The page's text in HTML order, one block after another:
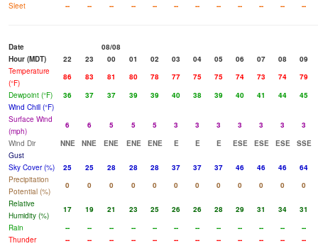
Sleet
-- -- -- -- -- -- -- -- -- -- -- --
Date
08/08
Hour (MDT)
22 23 00 01 02 03 04 05 06 07 08
09
Temperature
(°F)
86 83 81 80 78 77 75 75 74 73 74
79
Dewpoint (°F)
36 37 37 39 39 40 38 39 40 41 44
45
Wind Chill (°F)
Surface Wind
(mph)
6 6 5 5 5 3 3 3 3 3 3
3
Wind Dir
NNE NNE ENE ENE ENE E E E ESE ESE ESE SSE
Gust
Sky Cover (%)
25 25 28 28 28 37 37 37 46 46 46
64
Precipitation
Potential (%)
0 0 0 0 0 0 0 0 0 0 0
0
Relative
Humidity (%)
17 19 21 23 25 26 26 28 29 31 34
31
Rain
-- -- -- -- -- -- -- -- -- -- --
--
Thunder
-- -- -- -- -- -- -- -- -- -- --
--